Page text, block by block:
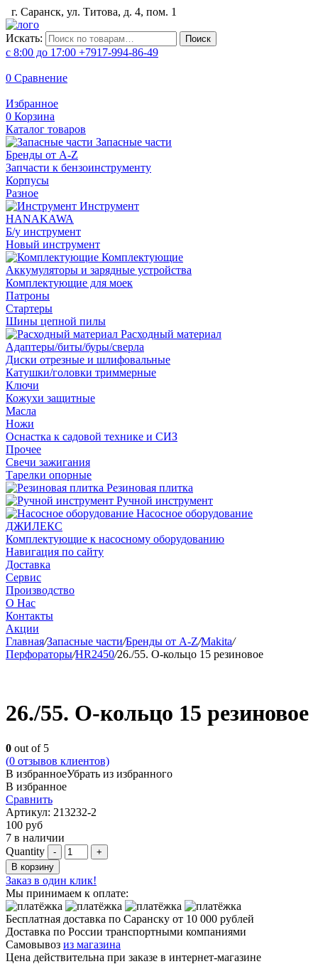
г. Саранск, ул. Титова, д. 4, пом. 1
Искать: Поиск
с 8:00 до 17:00 +7917-994-86-49
0 Сравнение
Избранное
0 Корзина
Каталог товаров
Запасные части
Бренды от A-Z
Запчасти к бензоинструменту
Корпусы
Разное
Инструмент
HANAKAWA
Б/у инструмент
Новый инструмент
Комплектующие
Аккумуляторы и зарядные устройства
Комплектующие для моек
Патроны
Стартеры
Шины цепной пилы
Расходный материал
Адаптеры/биты/буры/сверла
Диски отрезные и шлифовальные
Катушки/головки триммерные
Ключи
Кожухи защитные
Масла
Ножи
Оснастка к садовой технике и СИЗ
Прочее
Свечи зажигания
Тарелки опорные
Резиновая плитка
Ручной инструмент
Насосное оборудование
ДЖИЛЕКС
Комплектующие к насосному оборудованию
Навигация по сайту
Доставка
Сервис
Производство
О Нас
Контакты
Акции
Главная/Запасные части/Бренды от A-Z/Makita/
Перфораторы/HR2450/26./55. О-кольцо 15 резиновое
26./55. О-кольцо 15 резиновое
0 out of 5
(0 отзывов клиентов)
В избранноеУбрать из избранного
В избранное
Сравнить
Артикул: 213232-2
100 руб
7 в наличии
Quantity
В корзину
Заказ в один клик!
Мы принимаем к оплате:
Бесплатная доставка по Саранску от 10 000 рублей
Доставка по России транспортными компаниями
Самовывоз из магазина
Цена действительна при заказе в интернет-магазине